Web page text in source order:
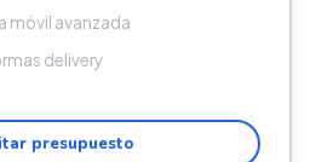
móvil avanzada
delivery
presupuesto